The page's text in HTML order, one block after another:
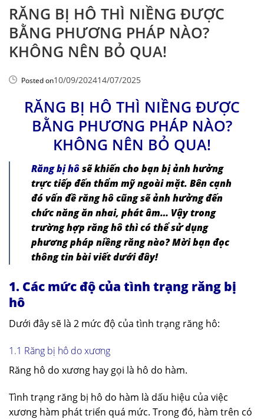
RĂNG BỊ HÔ THÌ NIỀNG ĐƯỢC
BẰNG PHƯƠNG PHÁP NÀO?
KHÔNG NÊN BỎ QUA!
Posted on10/09/202414/07/2025
RĂNG BỊ HÔ THÌ NIỀNG ĐƯỢC
BẰNG PHƯƠNG PHÁP NÀO?
KHÔNG NÊN BỎ QUA!
Răng bị hôsẽ khiến cho bạn bị ảnh hưởng
trực tiếp đến thẩm mỹ ngoài mặt. Bên cạnh
đó vấn đề răng hô cũng sẽ ảnh hưởng đến
chức năng ăn nhai, phát âm… Vậy trong
trường hợp răng hô thì có thể sử dụng
phương pháp niềng răng nào? Mời bạn đọc
thông tin bài viết dưới đây!
1. Các mức độ của tình trạng răng bị
hô
Dưới đây sẽ là 2 mức độ của tình trạng răng hô:
1.1 Răng bị hô do xương
Răng hô do xương hay gọi là hô do hàm.
Tình trạng răng bị hô do hàm là dấu hiệu của việc
xương hàm phát triển quá mức. Trong đó, hàm trên có